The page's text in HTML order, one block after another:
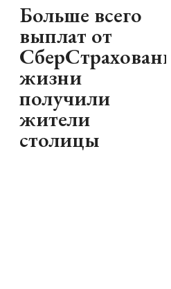
Больше всего
выплат от
СберСтрахование
жизни
получили
жители
столицы